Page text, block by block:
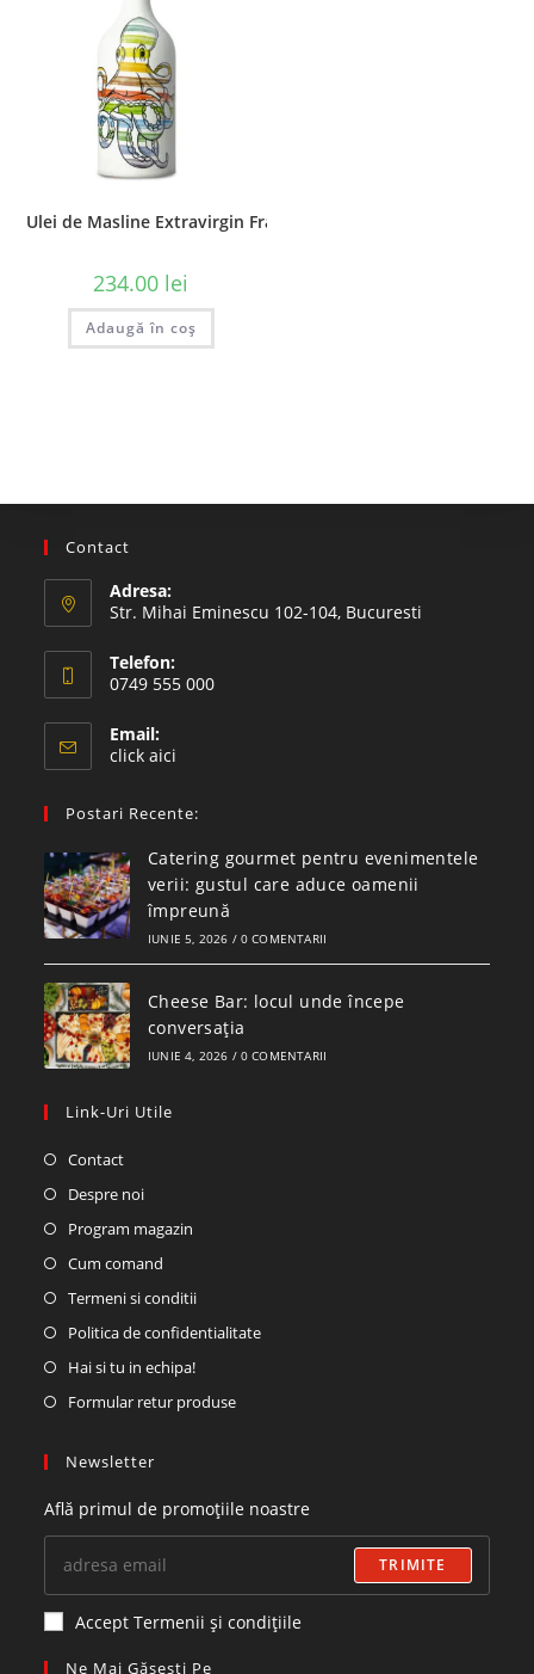
Ulei de Masline Extravirgin Frantoio Muraglia – Octopus, 500
234.00 lei
Adaugă în coș
Contact
Adresa:
Str. Mihai Eminescu 102-104, Bucuresti
Telefon:
0749 555 000
Email:
click aici
Postari Recente:
Catering gourmet pentru evenimentele
verii: gustul care aduce oamenii
împreună
IUNIE 5, 2026 / 0 COMENTARII
Cheese Bar: locul unde începe
conversația
IUNIE 4, 2026 / 0 COMENTARII
Link-Uri Utile
Contact
Despre noi
Program magazin
Cum comand
Termeni si conditii
Politica de confidentialitate
Hai si tu in echipa!
Formular retur produse
Newsletter
Află primul de promoțiile noastre
TRIMITE
Accept Termenii și condițiile
Ne Mai Găsești Pe